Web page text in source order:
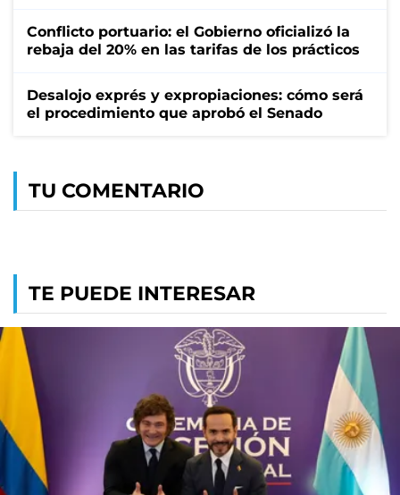
Conflicto portuario: el Gobierno oficializó la
rebaja del 20% en las tarifas de los prácticos
Desalojo exprés y expropiaciones: cómo será
el procedimiento que aprobó el Senado
TU COMENTARIO
TE PUEDE INTERESAR